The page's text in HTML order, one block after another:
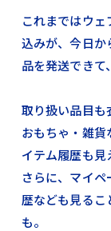
これまではウ
込みが、今日か
品を発送できて
取り扱い品目も
おもちゃ・雑
イテム履歴も見
さらに、マイペ
歴なども見るこ
も。